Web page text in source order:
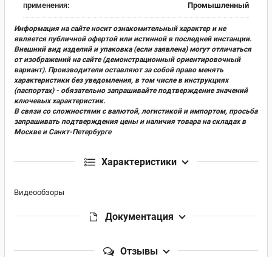
применения:
Промышленный
Информация на сайте носит ознакомительный характер и не
является публичной офертой или истинной в последней инстанции.
Внешний вид изделий и упаковка (если заявлена) могут отличаться
от изображений на сайте (демонстрационный ориентировочный
вариант). Производители оставляют за собой право менять
характеристики без уведомления, в том числе в инструкциях
(паспортах) - обязательно запрашивайте подтверждение значений
ключевых характеристик.
В связи со сложностями с валютой, логистикой и импортом, просьба
запрашивать подтверждения цены и наличия товара на складах в
Москве и Санкт-Петербурге
Характеристики
Видеообзоры
Документация
Отзывы